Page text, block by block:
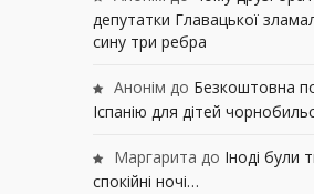
депутатки Главацької
сину три ребра
Анонім до Безкоштовна
Іспанію для дітей
Маргарита до Іноді були
спокійні ночі…